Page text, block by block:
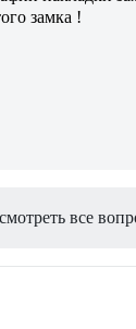
замка !
все